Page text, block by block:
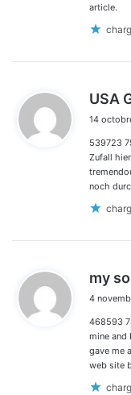
article.
USA
14
539723
Zufall
noch
my
4
468593
mine and
gave me
web site